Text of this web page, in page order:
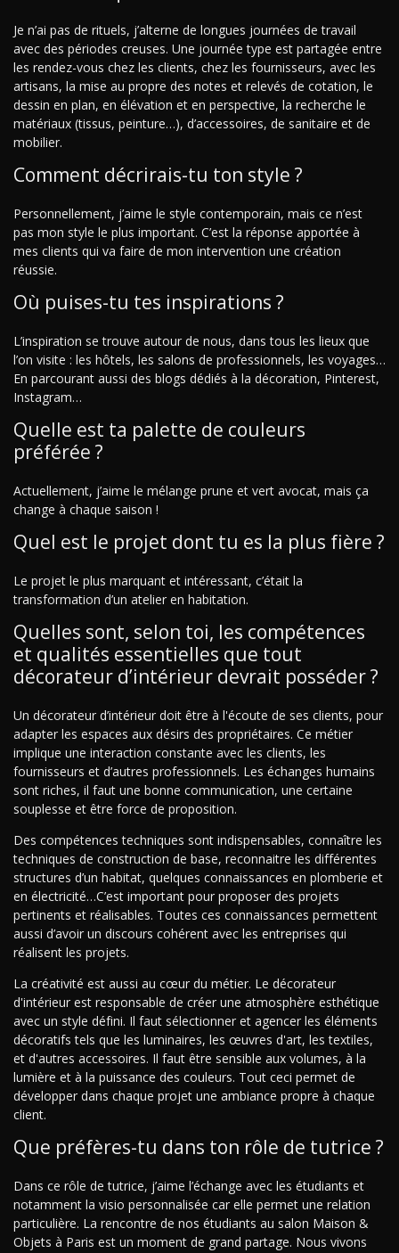
Je n’ai pas de rituels, j’alterne de longues journées de travail
avec des périodes creuses. Une journée type est partagée entre
les rendez-vous chez les clients, chez les fournisseurs, avec les
artisans, la mise au propre des notes et relevés de cotation, le
dessin en plan, en élévation et en perspective, la recherche le
matériaux (tissus, peinture…), d’accessoires, de sanitaire et de
mobilier.
Comment décrirais-tu ton style ?
Personnellement, j’aime le style contemporain, mais ce n’est
pas mon style le plus important. C’est la réponse apportée à
mes clients qui va faire de mon intervention une création
réussie.
Où puises-tu tes inspirations ?
L’inspiration se trouve autour de nous, dans tous les lieux que
l’on visite : les hôtels, les salons de professionnels, les voyages…
En parcourant aussi des blogs dédiés à la décoration, Pinterest,
Instagram…
Quelle est ta palette de couleurs
préférée ?
Actuellement, j’aime le mélange prune et vert avocat, mais ça
change à chaque saison !
Quel est le projet dont tu es la plus fière ?
Le projet le plus marquant et intéressant, c’était la
transformation d’un atelier en habitation.
Quelles sont, selon toi, les compétences
et qualités essentielles que tout
décorateur d’intérieur devrait posséder ?
Un décorateur d’intérieur doit être à l'écoute de ses clients, pour
adapter les espaces aux désirs des propriétaires. Ce métier
implique une interaction constante avec les clients, les
fournisseurs et d’autres professionnels. Les échanges humains
sont riches, il faut une bonne communication, une certaine
souplesse et être force de proposition.
Des compétences techniques sont indispensables, connaître les
techniques de construction de base, reconnaitre les différentes
structures d’un habitat, quelques connaissances en plomberie et
en électricité…C’est important pour proposer des projets
pertinents et réalisables. Toutes ces connaissances permettent
aussi d’avoir un discours cohérent avec les entreprises qui
réalisent les projets.
La créativité est aussi au cœur du métier. Le décorateur
d'intérieur est responsable de créer une atmosphère esthétique
avec un style défini. Il faut sélectionner et agencer les éléments
décoratifs tels que les luminaires, les œuvres d'art, les textiles,
et d'autres accessoires. Il faut être sensible aux volumes, à la
lumière et à la puissance des couleurs. Tout ceci permet de
développer dans chaque projet une ambiance propre à chaque
client.
Que préfères-tu dans ton rôle de tutrice ?
Dans ce rôle de tutrice, j’aime l’échange avec les étudiants et
notamment la visio personnalisée car elle permet une relation
particulière. La rencontre de nos étudiants au salon Maison &
Objets à Paris est un moment de grand partage. Nous vivons